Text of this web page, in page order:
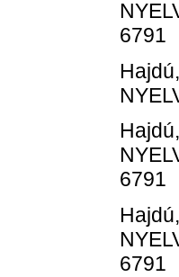
6791
6791
6791